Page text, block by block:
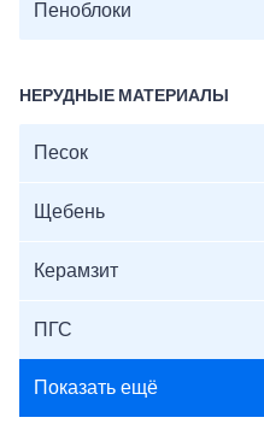
Пеноблоки
НЕРУДНЫЕ МАТЕРИАЛЫ
Песок
Щебень
Керамзит
ПГС
Показать ещё